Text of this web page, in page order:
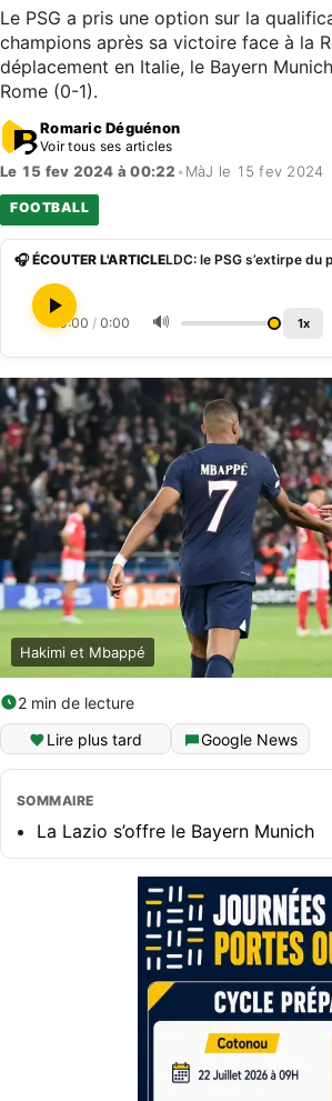
Le PSG a pris une option sur la
champions après sa victoire face à la
déplacement en Italie, le Bayern
Rome (0-1).
Romaric Déguénon
Voir tous ses articles
Le 15 fev 2024 à 00:22 • MàJ le 15 fev 2024
FOOTBALL
🎧 ÉCOUTER L'ARTICLE
0:00 / 0:00 🔊 1x
Hakimi et Mbappé
2 min de lecture
Lire plus tard
Google News
SOMMAIRE
La Lazio s’offre le Bayern Munich